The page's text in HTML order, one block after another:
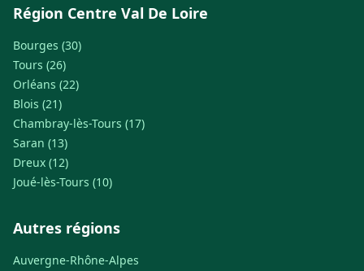
Région Centre Val De Loire
Bourges (30)
Tours (26)
Orléans (22)
Blois (21)
Chambray-lès-Tours (17)
Saran (13)
Dreux (12)
Joué-lès-Tours (10)
Autres régions
Auvergne-Rhône-Alpes